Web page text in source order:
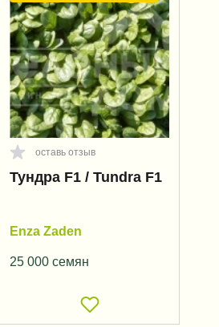
оставь отзыв
Тундра F1 / Tundra F1
Enza Zaden
25 000 семян